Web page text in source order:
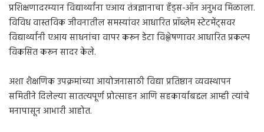
प्रशिक्षणादरम्यान विद्यार्थ्यांना एआय तंत्रज्ञानाचा हँड्स-ऑन अनुभव मिळाला.
विविध वास्तविक जीवनातील समस्यांवर आधारित प्रॉब्लेम स्टेटमेंट्सवर
विद्यार्थ्यांनी एआय साधनांचा वापर करून डेटा विश्लेषणावर आधारित प्रकल्प
विकसित करून सादर केले.
अशा शैक्षणिक उपक्रमांच्या आयोजनासाठी विद्या प्रतिष्ठान व्यवस्थापन
समितीने दिलेल्या सातत्यपूर्ण प्रोत्साहन आणि सहकार्याबद्दल आम्ही त्यांचे
मनापासून आभारी आहोत.